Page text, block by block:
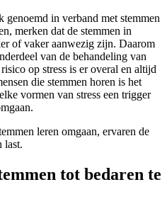
in verband met stemmen
merken dat de stemmen in
of vaker aanwezig zijn. Daarom
van de behandeling van
op stress is er overal en altijd
die stemmen horen is het
vormen van stress een trigger
leren omgaan, ervaren de
last.
tot bedaren te